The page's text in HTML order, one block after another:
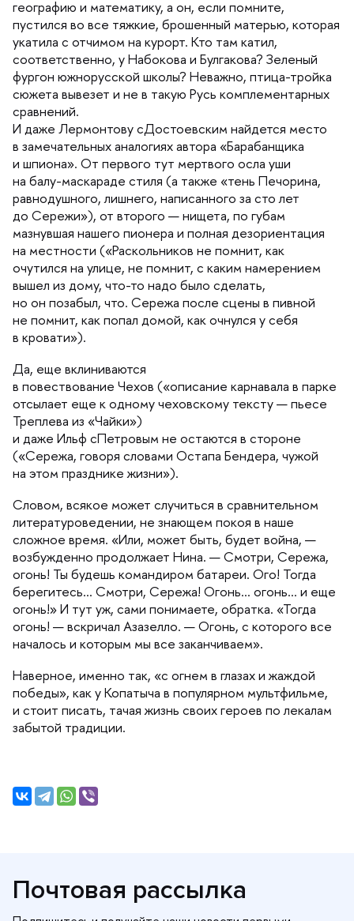
еографию и математику, а он, если помните,
пустился во все тяжкие, брошенный матерью, которая
укатила с отчимом на курорт. Кто там катил,
соответственно, у Набокова и Булгакова? Зеленый
фургон южнорусской школы? Неважно, птица-тройка
сюжета вывезет и не в такую Русь комплементарных
сравнений.
И даже Лермонтову сДостоевским найдется место
замечательных аналогиях автора «Барабанщика
и шпиона». От первого тут мертвого осла уши
на балу-маскараде стиля (а также «тень Печорина,
равнодушного, лишнего, написанного за сто лет
до Сережи»), от второго — нищета, по губам
мазнувшая нашего пионера и полная дезориентация
на местности («Раскольников не помнит, как
очутился на улице, не помнит, с каким намерением
ышел из дому, что-то надо было сделать,
но он позабыл, что. Сережа после сцены в пивной
не помнит, как попал домой, как очнулся у себя
кровати»).
Да, еще вклиниваются
повествование Чехов («описание карнавала в парке
отсылает еще к одному чеховскому тексту — пьесе
Треплева из «Чайки»)
и даже Ильф сПетровым не остаются в стороне
(«Сережа, говоря словами Остапа Бендера, чужой
на этом празднике жизни»).
Словом, всякое может случиться в сравнительном
литературоведении, не знающем покоя в наше
сложное время. «Или, может быть, будет война, —
озбужденно продолжает Нина. — Смотри, Сережа,
огонь! Ты будешь командиром батареи. Ого! Тогда
ерегитесь… Смотри, Сережа! Огонь… огонь… и еще
огонь!» И тут уж, сами понимаете, обратка. «Тогда
огонь! — вскричал Азазелло. — Огонь, с которого все
началось и которым мы все заканчиваем».
Наверное, именно так, «с огнем в глазах и жаждой
победы», как у Копатыча в популярном мультфильме,
и стоит писать, тачая жизнь своих героев по лекалам
забытой традиции.
Почтовая рассылка